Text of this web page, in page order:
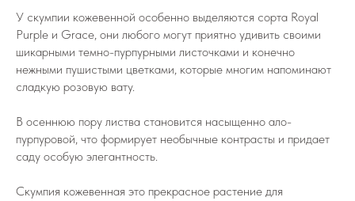
У скумпии кожевенной особенно выделяются сорта Royal
Purple и Grace, они любого могут приятно удивить своими
шикарными темно-пурпурными листочками и конечно
нежными пушистыми цветками, которые многим напоминают
сладкую розовую вату.
В осеннюю пору листва становится насыщенно ало-
пурпуровой, что формирует необычные контрасты и придает
саду особую элегантность.
Скумпия кожевенная это прекрасное растение для